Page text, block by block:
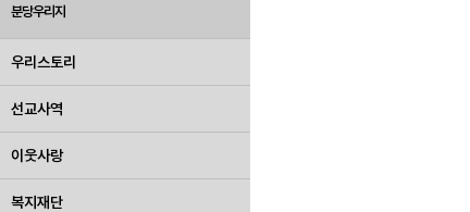
분당우리지
우리스토리
선교사역
이웃사랑
복지재단